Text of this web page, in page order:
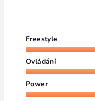
Freestyle
Ovládání
Power